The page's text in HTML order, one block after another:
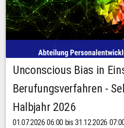
Unconscious Bias in
Berufungsverfahren -
Halbjahr 2026
01.07.2026 06:00 bis 31.12.2026